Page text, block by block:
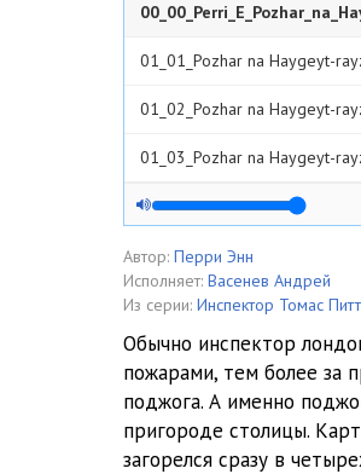
01_01_Pozhar na Haygeyt-
01_02_Pozhar na Haygeyt-
01_03_Pozhar na Haygeyt-
02_01_Pozhar na Haygeyt-rayz
02_02_Pozhar na Haygeyt-rayz
02_03_Pozhar na Haygeyt-
03_01_Pozhar na Haygeyt-
03_02_Pozhar na Haygeyt-
03_03_Pozhar na Haygeyt-rayz
Автор: Перри Энн
Исполняет: Васенев Андрей
Из серии: Инспектор Томас
Обычно инспектор
пожарами, тем более за
поджога. А именно
пригороде столицы.
загорелся сразу в